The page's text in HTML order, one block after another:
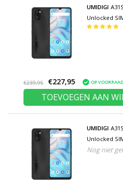
UMIDIGI
Unlocked
Opslag -
€239,95 €227,95 OP VOORRAAD
TOEVOEGEN AAN
UMIDIGI
Unlocked
Opslag -
Nog niet